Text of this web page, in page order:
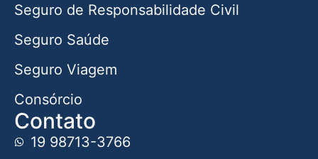
Seguro de Responsabilidade Civil
Seguro Saúde
Seguro Viagem
Consórcio
Contato
19 98713-3766